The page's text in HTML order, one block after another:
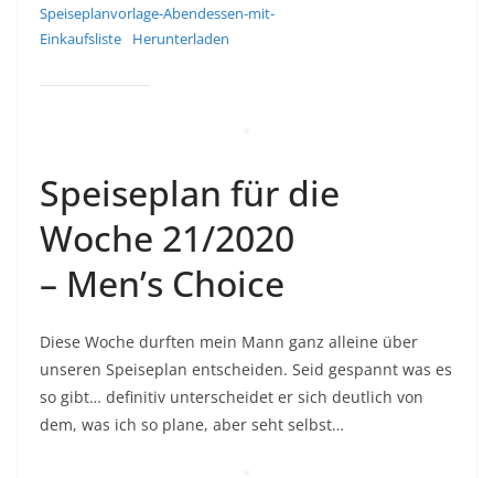
Speiseplanvorlage-Abendessen-mit-
Einkaufsliste
Herunterladen
Speiseplan für die
Woche 21/2020
– Men’s Choice
Diese Woche durften mein Mann ganz alleine über
unseren Speiseplan entscheiden. Seid gespannt was es
so gibt… definitiv unterscheidet er sich deutlich von
dem, was ich so plane, aber seht selbst…